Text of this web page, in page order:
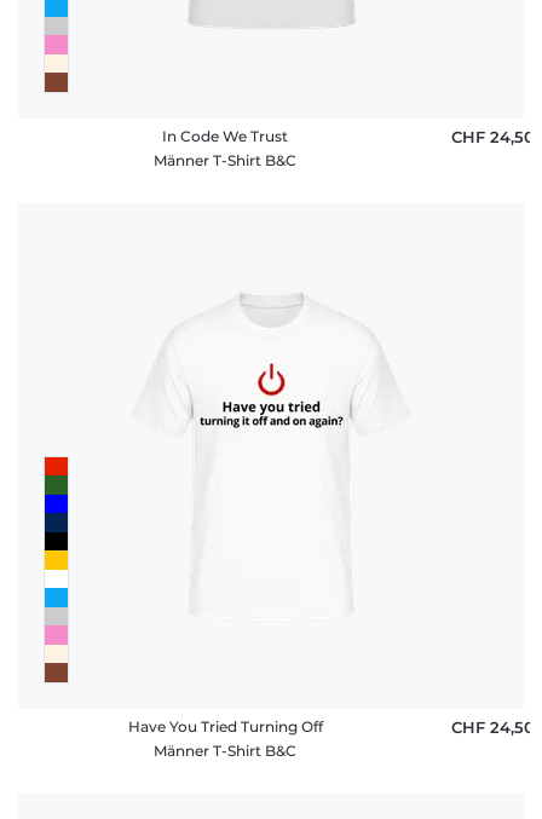
In Code We Trust
Männer T-Shirt B&C
CHF 24,50
Have You Tried Turning Off
Männer T-Shirt B&C
CHF 24,50